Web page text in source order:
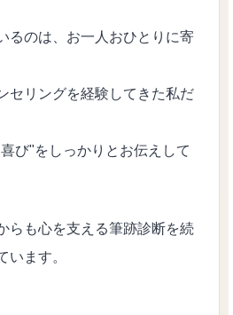
るのは、お一人おひとりに寄
セリングを経験してきた私だ
び"をしっかりとお伝えして
らも心を支える筆跡診断を続
います。